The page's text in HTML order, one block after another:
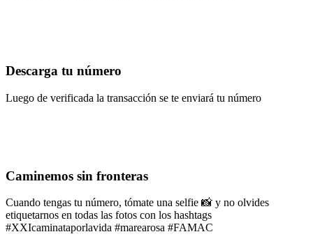
Descarga tu número
Luego de verificada la transacción se te enviará tu número
Caminemos sin fronteras
Cuando tengas tu número, tómate una selfie 📸 y no olvides
etiquetarnos en todas las fotos con los hashtags
#XXIcaminataporlavida #marearosa #FAMAC